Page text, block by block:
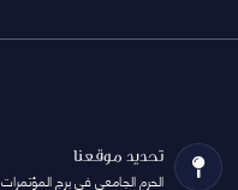
تحديد موقعنا
الحرم الجامعي في برج المؤتمرات